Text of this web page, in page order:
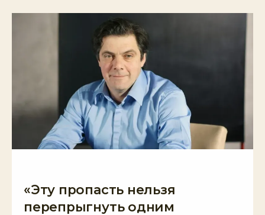
«Эту пропасть нельзя
перепрыгнуть одним